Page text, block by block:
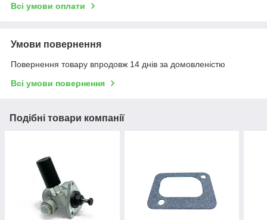
Всі умови оплати
Умови повернення
Повернення товару впродовж 14 днів за домовленістю
Всі умови повернення
Подібні товари компанії